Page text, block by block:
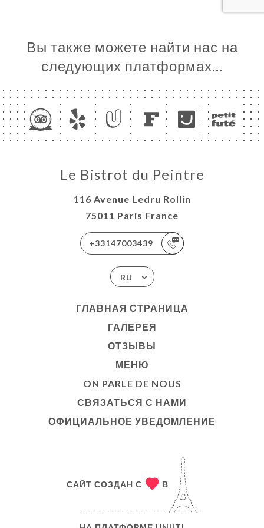
Вы также можете найти нас на
следующих платформах…
Le Bistrot du Peintre
116 Avenue Ledru Rollin
75011 Paris France
+33147003439
RU
ГЛАВНАЯ СТРАНИЦА
ГАЛЕРЕЯ
ОТЗЫВЫ
МЕНЮ
ON PARLE DE NOUS
СВЯЗАТЬСЯ С НАМИ
ОФИЦИАЛЬНОЕ УВЕДОМЛЕНИЕ
САЙТ СОЗДАН С В